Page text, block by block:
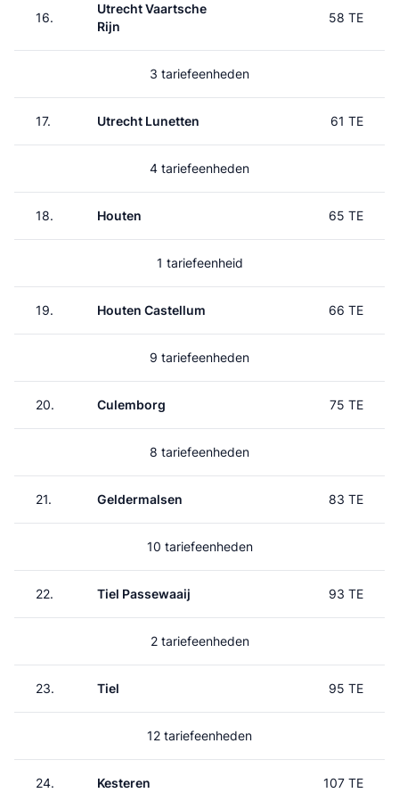
16.
Utrecht Vaartsche
Rijn
58 TE
3 tariefeenheden
17. Utrecht Lunetten 61 TE
4 tariefeenheden
18. Houten 65 TE
1 tariefeenheid
19. Houten Castellum 66 TE
9 tariefeenheden
20. Culemborg 75 TE
8 tariefeenheden
21. Geldermalsen 83 TE
10 tariefeenheden
22. Tiel Passewaaij 93 TE
2 tariefeenheden
23. Tiel 95 TE
12 tariefeenheden
24. Kesteren 107 TE